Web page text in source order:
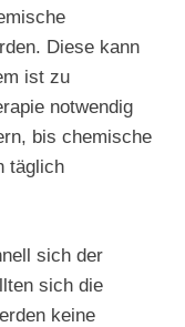
Diese kann
ist zu
notwendig
bis chemische
täglich
sich der
sich die
keine